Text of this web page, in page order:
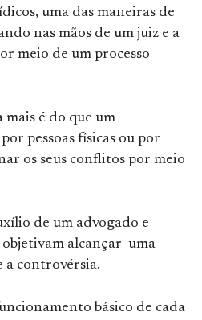
uma das maneiras de
nas mãos de um juiz e a
meio de um processo
mais é do que um
pessoas físicas ou por
os seus conflitos por meio
de um advogado e
objetivam alcançar uma
a controvérsia.
básico de cada